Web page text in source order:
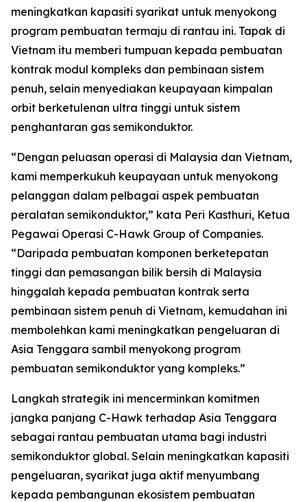
meningkatkan kapasiti syarikat untuk menyokong
program pembuatan termaju di rantau ini. Tapak di
Vietnam itu memberi tumpuan kepada pembuatan
kontrak modul kompleks dan pembinaan sistem
penuh, selain menyediakan keupayaan kimpalan
orbit berketulenan ultra tinggi untuk sistem
penghantaran gas semikonduktor.
“Dengan peluasan operasi di Malaysia dan Vietnam,
kami memperkukuh keupayaan untuk menyokong
pelanggan dalam pelbagai aspek pembuatan
peralatan semikonduktor,” kata Peri Kasthuri, Ketua
Pegawai Operasi C-Hawk Group of Companies.
“Daripada pembuatan komponen berketepatan
tinggi dan pemasangan bilik bersih di Malaysia
hinggalah kepada pembuatan kontrak serta
pembinaan sistem penuh di Vietnam, kemudahan ini
membolehkan kami meningkatkan pengeluaran di
Asia Tenggara sambil menyokong program
pembuatan semikonduktor yang kompleks.”
Langkah strategik ini mencerminkan komitmen
jangka panjang C-Hawk terhadap Asia Tenggara
sebagai rantau pembuatan utama bagi industri
semikonduktor global. Selain meningkatkan kapasiti
pengeluaran, syarikat juga aktif menyumbang
kepada pembangunan ekosistem pembuatan